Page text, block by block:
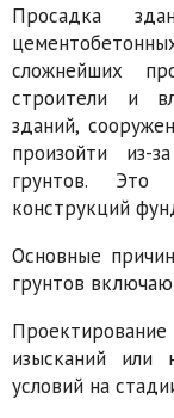
Просадка
сложнейших
строители и
зданий,
произойти из-
грунтов. Это
конструкций
Основные
грунтов
изысканий или
условий на